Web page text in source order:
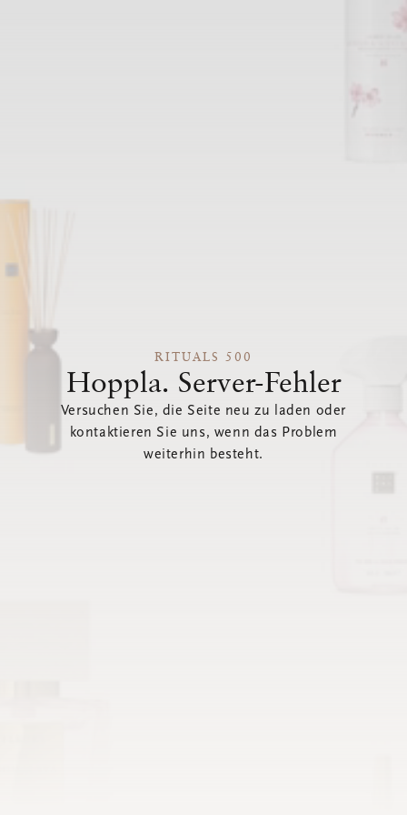
RITUALS 500
Hoppla. Server-Fehler
Versuchen Sie, die Seite neu zu laden oder
kontaktieren Sie uns, wenn das Problem
weiterhin besteht.